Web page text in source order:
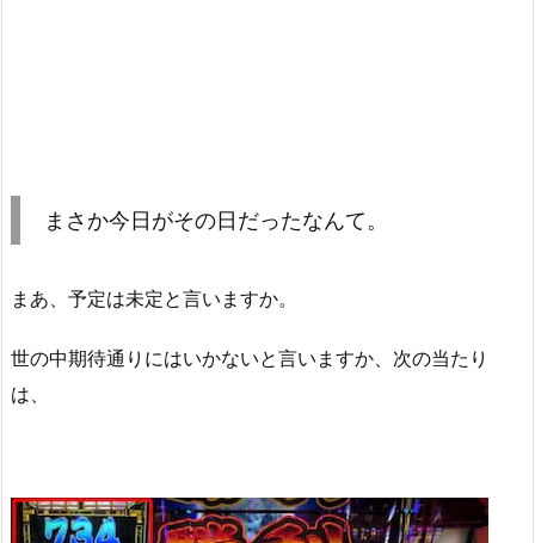
まさか今日がその日だったなんて。
まあ、予定は未定と言いますか。
世の中期待通りにはいかないと言いますか、次の当たり
は、